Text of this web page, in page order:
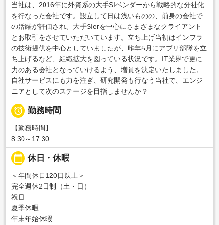
当社は、2016年に外資系の大手SIベンダーから戦略的な分社化
を行なった会社です。設立して日は浅いものの、前身の会社で
の活躍が評価され、大手SIerを中心にさまざまなクライアント
とお取引をさせていただいています。立ち上げ当初はインフラ
の技術提供を中心としていましたが、昨年5月にアプリ部隊を立
ち上げるなど、組織拡大を図っている状況です。IT業界で更に
力のある会社となっていけるよう、増員を決定いたしました。
自社サービスにも力を注ぎ、研究開発も行なう当社で、エンジ
ニアとして次のステージを目指しませんか？
 勤務時間
【勤務時間】
8:30～17:30
calendar_today 休日・休暇
＜年間休日120日以上＞
完全週休2日制（土・日）
祝日
夏季休暇
年末年始休暇